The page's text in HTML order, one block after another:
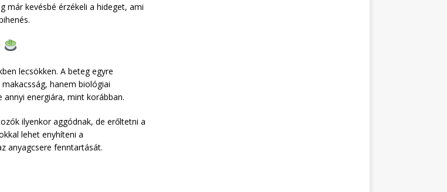
már kevésbé érzékeli a hideget, ami
lecsökken. A beteg egyre
hanem biológiai
annyi energiára, mint korábban.
ilyenkor aggódnak, de erőltetni a
lehet enyhíteni a
anyagcsere fenntartását.